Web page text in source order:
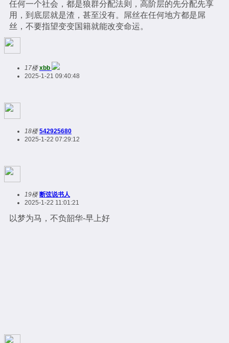
任何一个社会，都是狼群分配法则，高阶层的先分配先享
用，到底层就是渣，甚至没有。屌丝在任何地方都是屌
丝，不要指望变变国籍就能改变命运。
17楼 xbb
2025-1-21 09:40:48
18楼 542925680
2025-1-22 07:29:12
19楼 断弦说书人
2025-1-22 11:01:21
以梦为马，不负韶华-早上好